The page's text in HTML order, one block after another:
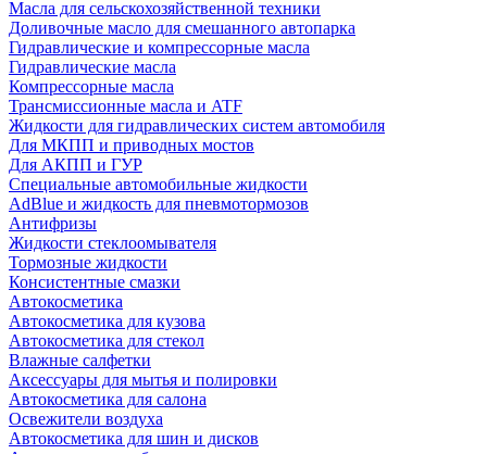
Масла для сельскохозяйственной техники
Доливочные масло для смешанного автопарка
Гидравлические и компрессорные масла
Гидравлические масла
Компрессорные масла
Трансмиссионные масла и ATF
Жидкости для гидравлических систем автомобиля
Для МКПП и приводных мостов
Для АКПП и ГУР
Специальные автомобильные жидкости
AdBlue и жидкость для пневмотормозов
Антифризы
Жидкости стеклоомывателя
Тормозные жидкости
Консистентные смазки
Автокосметика
Автокосметика для кузова
Автокосметика для стекол
Влажные салфетки
Аксессуары для мытья и полировки
Автокосметика для салона
Освежители воздуха
Автокосметика для шин и дисков